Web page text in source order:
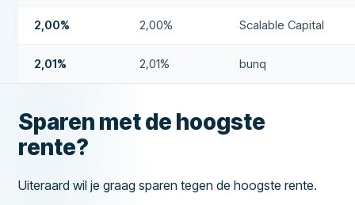
2,00% 2,00% Scalable Capital
2,01% 2,01% bunq
Sparen met de hoogste
rente?
Uiteraard wil je graag sparen tegen de hoogste rente.